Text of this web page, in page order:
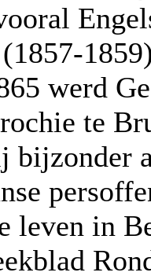
werd
te
bijzonder
leven in